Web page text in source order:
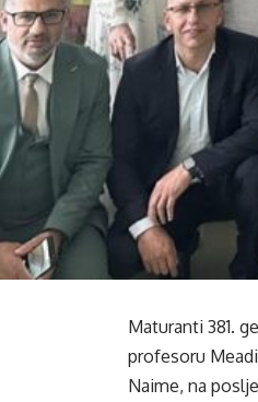
Maturanti 381.
profesoru
Naime, na